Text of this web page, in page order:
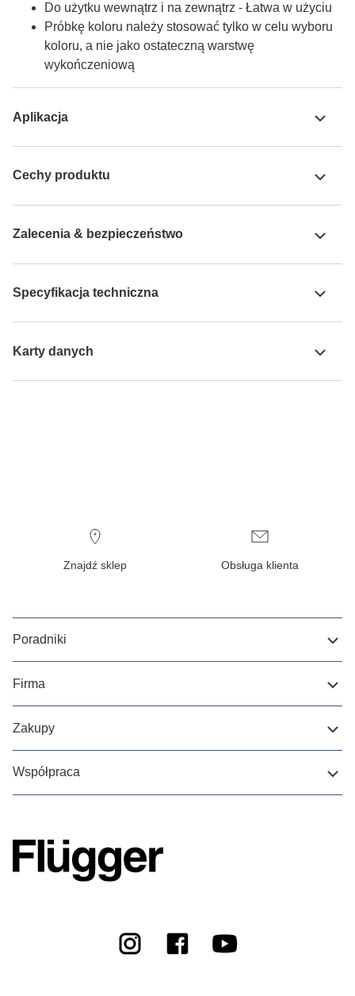
Do użytku wewnątrz i na zewnątrz - Łatwa w użyciu
Próbkę koloru należy stosować tylko w celu wyboru
koloru, a nie jako ostateczną warstwę
wykończeniową
Aplikacja
Cechy produktu
Zalecenia & bezpieczeństwo
Specyfikacja techniczna
Karty danych
Znajdź sklep Obsługa klienta
Poradniki
Firma
Zakupy
Współpraca